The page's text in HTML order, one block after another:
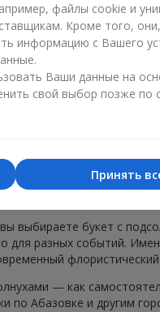
в г.
выбираете букет с
для разных событий.
флористический
— как
по Абазовке и другим
файлы cookie и
Кроме того,
информацию с Вашего
Ваши данные на
свой выбор позже по
Принять